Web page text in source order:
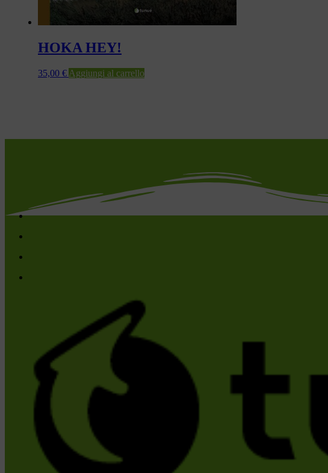
HOKA HEY!
35,00 € Aggiungi al carrello